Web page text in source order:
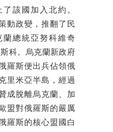
該國加入北約。
動政變，推翻了民
蘭總統亞努科維奇
斯科。烏克蘭新政府
羅斯便出兵佔領俄
里米亞半島，經過
成脫離烏克蘭、加
盟對俄羅斯的嚴厲
羅斯的核心盟國白